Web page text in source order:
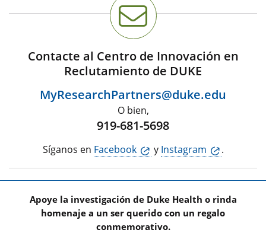
Contacte al Centro de Innovación en
Reclutamiento de DUKE
MyResearchPartners@duke.edu
O bien,
919-681-5698
Síganos en Facebook y Instagram .
Apoye la investigación de Duke Health o rinda
homenaje a un ser querido con un regalo
conmemorativo.